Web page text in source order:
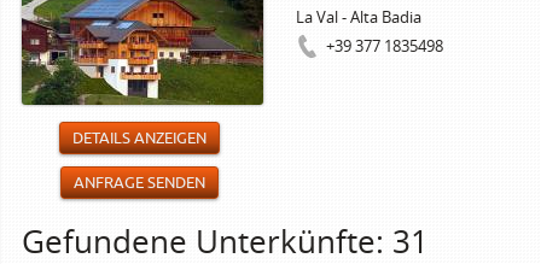
La Val - Alta Badia
+39 377 1835498
DETAILS ANZEIGEN
ANFRAGE SENDEN
Gefundene Unterkünfte: 31